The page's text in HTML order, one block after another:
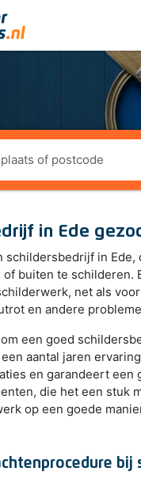
in Ede
schildersbedrijf in Ede,
buiten te schilderen.
net als
en andere
een goed
aantal jaren
en garandeert een
die het een stuk
op een goede
bij